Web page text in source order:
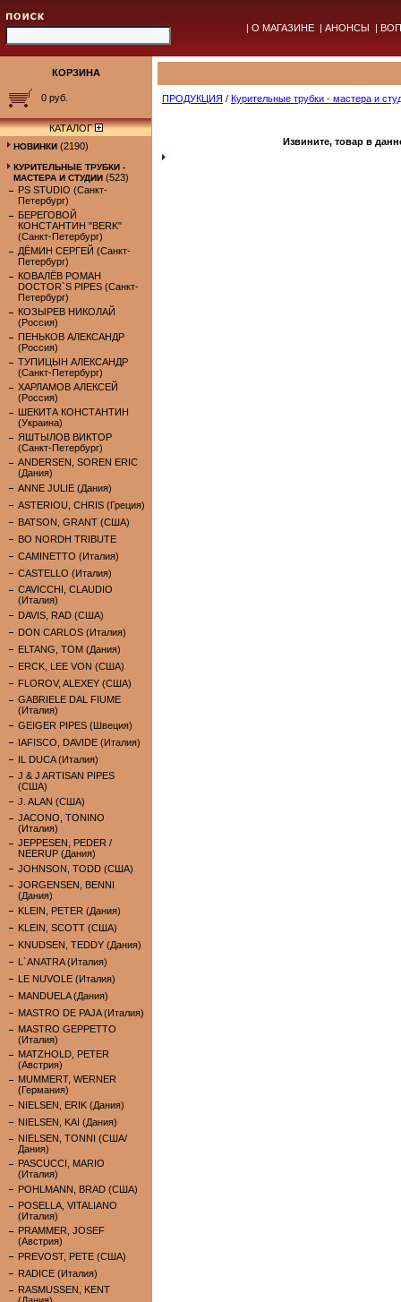
| О МАГАЗИНЕ | АНОНСЫ |
КОРЗИНА
0 руб.
КАТАЛОГ
НОВИНКИ (2190)
КУРИТЕЛЬНЫЕ ТРУБКИ -
МАСТЕРА И СТУДИИ (523)
PS STUDIO (Санкт-
Петербург)
БЕРЕГОВОЙ
КОНСТАНТИН "BERK"
(Санкт-Петербург)
ДЁМИН СЕРГЕЙ (Санкт-
Петербург)
КОВАЛЁВ РОМАН
DOCTOR`S PIPES (Санкт-
Петербург)
КОЗЫРЕВ НИКОЛАЙ
(Россия)
ПЕНЬКОВ АЛЕКСАНДР
(Россия)
ТУПИЦЫН АЛЕКСАНДР
(Санкт-Петербург)
ХАРЛАМОВ АЛЕКСЕЙ
(Россия)
ШЕКИТА КОНСТАНТИН
(Украина)
ЯШТЫЛОВ ВИКТОР
(Санкт-Петербург)
ANDERSEN, SOREN ERIC
(Дания)
ANNE JULIE (Дания)
ASTERIOU, CHRIS (Греция)
BATSON, GRANT (США)
BO NORDH TRIBUTE
CAMINETTO (Италия)
CASTELLO (Италия)
CAVICCHI, CLAUDIO
(Италия)
DAVIS, RAD (США)
DON CARLOS (Италия)
ELTANG, TOM (Дания)
ERCK, LEE VON (США)
FLOROV, ALEXEY (США)
GABRIELE DAL FIUME
(Италия)
GEIGER PIPES (Швеция)
IAFISCO, DAVIDE (Италия)
IL DUCA (Италия)
J & J ARTISAN PIPES
(США)
J. ALAN (США)
JACONO, TONINO
(Италия)
JEPPESEN, PEDER /
NEERUP (Дания)
JOHNSON, TODD (США)
JORGENSEN, BENNI
(Дания)
KLEIN, PETER (Дания)
KLEIN, SCOTT (США)
KNUDSEN, TEDDY (Дания)
L`ANATRA (Италия)
LE NUVOLE (Италия)
MANDUELA (Дания)
MASTRO DE PAJA (Италия)
MASTRO GEPPETTO
(Италия)
MATZHOLD, PETER
(Австрия)
MUMMERT, WERNER
(Германия)
NIELSEN, ERIK (Дания)
NIELSEN, KAI (Дания)
NIELSEN, TONNI (США/
Дания)
PASCUCCI, MARIO
(Италия)
POHLMANN, BRAD (США)
POSELLA, VITALIANO
(Италия)
PRAMMER, JOSEF
(Австрия)
PREVOST, PETE (США)
RADICE (Италия)
RASMUSSEN, KENT
ПРОДУКЦИЯ / Курительные трубки - мастера и
Извините, товар в